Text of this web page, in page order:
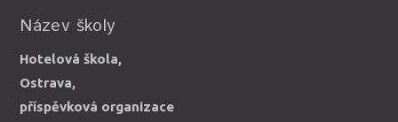
Název školy
Hotelová škola,
Ostrava,
příspěvková organizace